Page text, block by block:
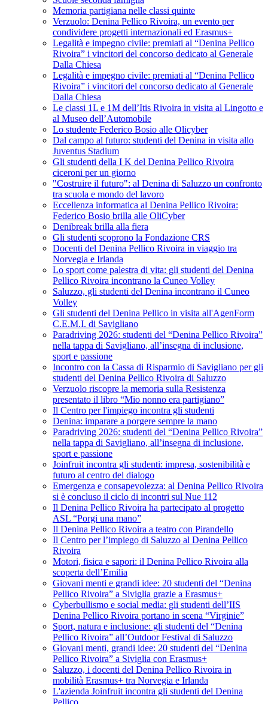
Memoria partigiana nelle classi quinte
Verzuolo: Denina Pellico Rivoira, un evento per
condividere progetti internazionali ed Erasmus+
Legalità e impegno civile: premiati al “Denina Pellico
Rivoira” i vincitori del concorso dedicato al Generale
Dalla Chiesa
Legalità e impegno civile: premiati al “Denina Pellico
Rivoira” i vincitori del concorso dedicato al Generale
Dalla Chiesa
Le classi 1L e 1M dell’Itis Rivoira in visita al Lingotto e
al Museo dell’Automobile
Lo studente Federico Bosio alle Olicyber
Dal campo al futuro: studenti del Denina in visita allo
Juventus Stadium
Gli studenti della I K del Denina Pellico Rivoira
ciceroni per un giorno
"Costruire il futuro": al Denina di Saluzzo un confronto
tra scuola e mondo del lavoro
Eccellenza informatica al Denina Pellico Rivoira:
Federico Bosio brilla alle OliCyber
Denibreak brilla alla fiera
Gli studenti scoprono la Fondazione CRS
Docenti del Denina Pellico Rivoira in viaggio tra
Norvegia e Irlanda
Lo sport come palestra di vita: gli studenti del Denina
Pellico Rivoira incontrano la Cuneo Volley
Saluzzo, gli studenti del Denina incontrano il Cuneo
Volley
Gli studenti del Denina Pellico in visita all'AgenForm
C.E.M.I. di Savigliano
Paradriving 2026: studenti del “Denina Pellico Rivoira”
nella tappa di Savigliano, all’insegna di inclusione,
sport e passione
Incontro con la Cassa di Risparmio di Savigliano per gli
studenti del Denina Pellico Rivoira di Saluzzo
Verzuolo riscopre la memoria sulla Resistenza
presentato il libro “Mio nonno era partigiano”
Il Centro per l'impiego incontra gli studenti
Denina: imparare a porgere sempre la mano
Paradriving 2026: studenti del “Denina Pellico Rivoira”
nella tappa di Savigliano, all’insegna di inclusione,
sport e passione
Joinfruit incontra gli studenti: impresa, sostenibilità e
futuro al centro del dialogo
Emergenza e consapevolezza: al Denina Pellico Rivoira
si è concluso il ciclo di incontri sul Nue 112
Il Denina Pellico Rivoira ha partecipato al progetto
ASL “Porgi una mano”
Il Denina Pellico Rivoira a teatro con Pirandello
Il Centro per l’impiego di Saluzzo al Denina Pellico
Rivoira
Motori, fisica e sapori: il Denina Pellico Rivoira alla
scoperta dell’Emilia
Giovani menti e grandi idee: 20 studenti del “Denina
Pellico Rivoira” a Siviglia grazie a Erasmus+
Cyberbullismo e social media: gli studenti dell’IIS
Denina Pellico Rivoira portano in scena “Virginie”
Sport, natura e inclusione: gli studenti del “Denina
Pellico Rivoira” all’Outdoor Festival di Saluzzo
Giovani menti, grandi idee: 20 studenti del “Denina
Pellico Rivoira” a Siviglia con Erasmus+
Saluzzo, i docenti del Denina Pellico Rivoira in
mobilità Erasmus+ tra Norvegia e Irlanda
L'azienda Joinfruit incontra gli studenti del Denina